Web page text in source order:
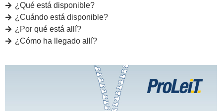
¿Qué está disponible?
¿Cuándo está disponible?
¿Por qué está allí?
¿Cómo ha llegado allí?